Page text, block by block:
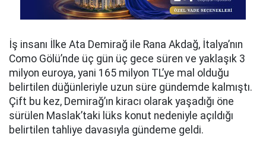
İş insanı İlke Ata Demirağ ile Rana Akdağ, İtalya’nın
Como Gölü’nde üç gün üç gece süren ve yaklaşık 3
milyon euroya, yani 165 milyon TL’ye mal olduğu
belirtilen düğünleriyle uzun süre gündemde kalmıştı.
Çift bu kez, Demirağ’ın kiracı olarak yaşadığı öne
sürülen Maslak’taki lüks konut nedeniyle açıldığı
belirtilen tahliye davasıyla gündeme geldi.